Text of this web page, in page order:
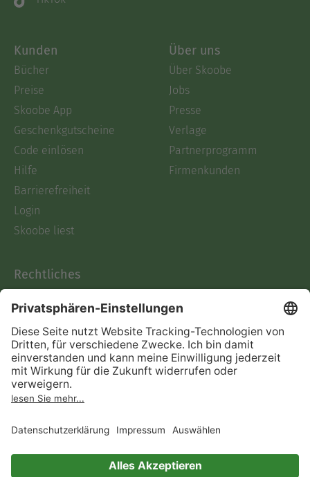
Kunden
Bücher
Preise
Skoobe App
Geschenkgutscheine
Code einlösen
Hilfe
Barrierefreiheit
Login
Skoobe liest
Über uns
Über Skoobe
Jobs
Presse
Verlage
Partnerprogramm
Firmenkunden
Rechtliches
AGB
Informationen nach Data
Act
Verträge hier kündigen
Impressum